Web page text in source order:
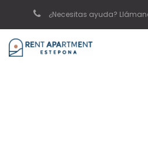
¿Necesitas ayuda?